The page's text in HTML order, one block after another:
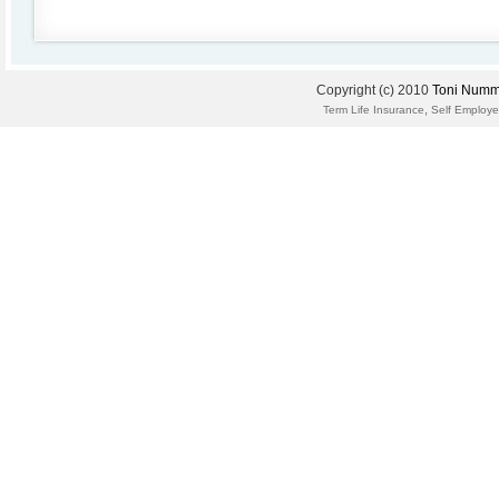
Copyright (c) 2010 Toni
Term Life Insurance Self